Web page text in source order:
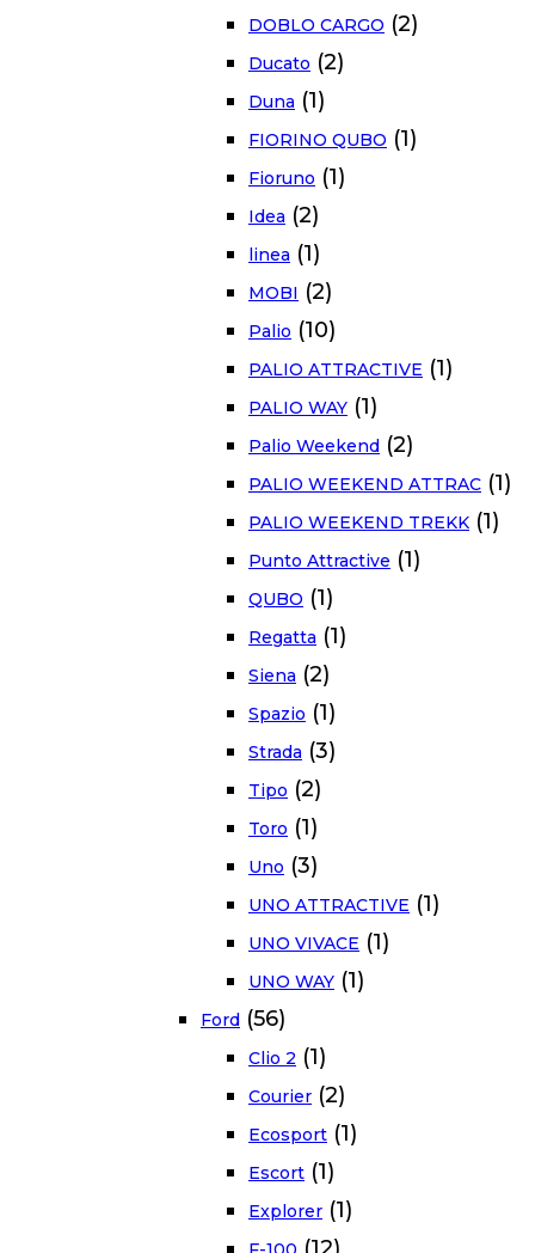
DOBLO CARGO (2)
Ducato (2)
Duna (1)
FIORINO QUBO (1)
Fioruno (1)
Idea (2)
linea (1)
MOBI (2)
Palio (10)
PALIO ATTRACTIVE (1)
PALIO WAY (1)
Palio Weekend (2)
PALIO WEEKEND ATTRAC (1)
PALIO WEEKEND TREKK (1)
Punto Attractive (1)
QUBO (1)
Regatta (1)
Siena (2)
Spazio (1)
Strada (3)
Tipo (2)
Toro (1)
Uno (3)
UNO ATTRACTIVE (1)
UNO VIVACE (1)
UNO WAY (1)
Ford (56)
Clio 2 (1)
Courier (2)
Ecosport (1)
Escort (1)
Explorer (1)
(12)